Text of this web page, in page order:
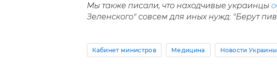
Мы также писали, что находчивые украинцы
Зеленского" совсем для иных нужд: "Берут
Кабинет министров Медицина Новости Украины